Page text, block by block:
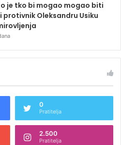
je tko bi mogao mogao biti
protivnik Oleksandru Usiku
0
Pratitelja
2.500
Pratitelja